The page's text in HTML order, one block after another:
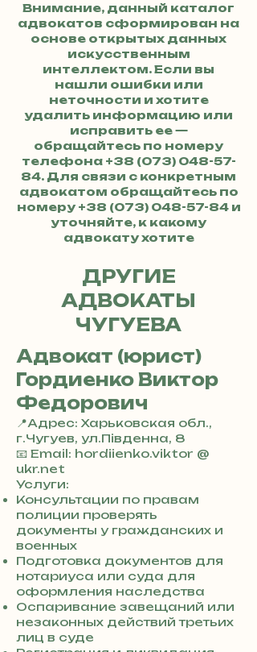
Внимание, данный каталог
адвокатов сформирован на
основе открытых данных
искусственным
интеллектом. Если вы
нашли ошибки или
неточности и хотите
удалить информацию или
исправить ее —
обращайтесь по номеру
телефона +38 (073) 048-57-
84. Для связи с конкретным
адвокатом обращайтесь по
номеру +38 (073) 048-57-84и
уточняйте, к какому
адвокату хотите
ДРУГИЕ
АДВОКАТЫ
ЧУГУЕВА
Адвокат (юрист)
Гордиенко Виктор
Федорович
📍Адрес: Харьковская обл.,
г.Чугуев, ул.Південна, 8
+
3
8
0
7
3
0
4
8
5
7
8
4
📧 Email: hordiienko.viktor @
ukr.net
Услуги:
Консультации по правам
полиции проверять
документы у гражданских и
военных
Подготовка документов для
нотариуса или суда для
оформления наследства
Оспаривание завещаний или
незаконных действий третьих
лиц в суде